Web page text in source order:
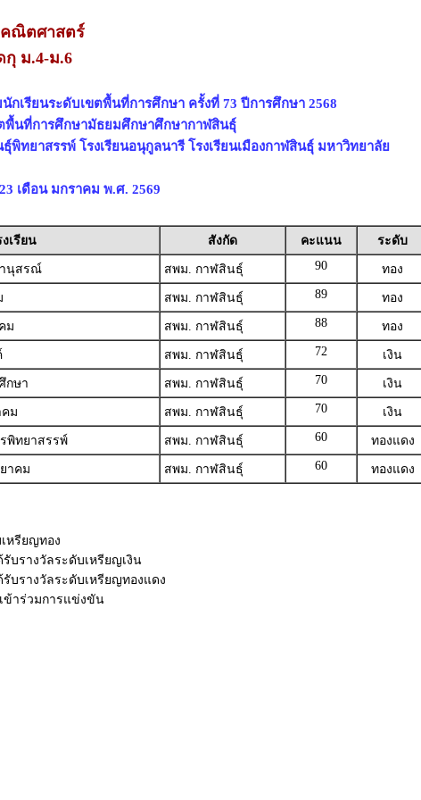
ณิตศาสตร์
ม.4-ม.6
กเรียนระดับเขตพื้นที่การศึกษา ครั้งที่ 73 ปีการศึกษา 2568
พื้นที่การศึกษามัธยมศึกษาศึกษากาฬสินธุ์
พิทยาสรรพ์ โรงเรียนอนุกูลนารี โรงเรียนเมืองกาฬสินธุ์ มหาวิทยาลัย
เดือน มกราคม พ.ศ. 2569
งเรียน สังกัด คะแนน ระดับ
านุสรณ์ สพม. กาฬสินธุ์ 90 ทอง
สพม. กาฬสินธุ์ 89 ทอง
ม สพม. กาฬสินธุ์ 88 ทอง
สพม. กาฬสินธุ์ 72 เงิน
กษา สพม. กาฬสินธุ์ 70 เงิน
คม สพม. กาฬสินธุ์ 70 เงิน
พิทยาสรรพ์ สพม. กาฬสินธุ์ 60 ทองแดง
าคม สพม. กาฬสินธุ์ 60 ทองแดง
หรียญทอง
บรางวัลระดับเหรียญเงิน
บรางวัลระดับเหรียญทองแดง
ข้าร่วมการแข่งขัน